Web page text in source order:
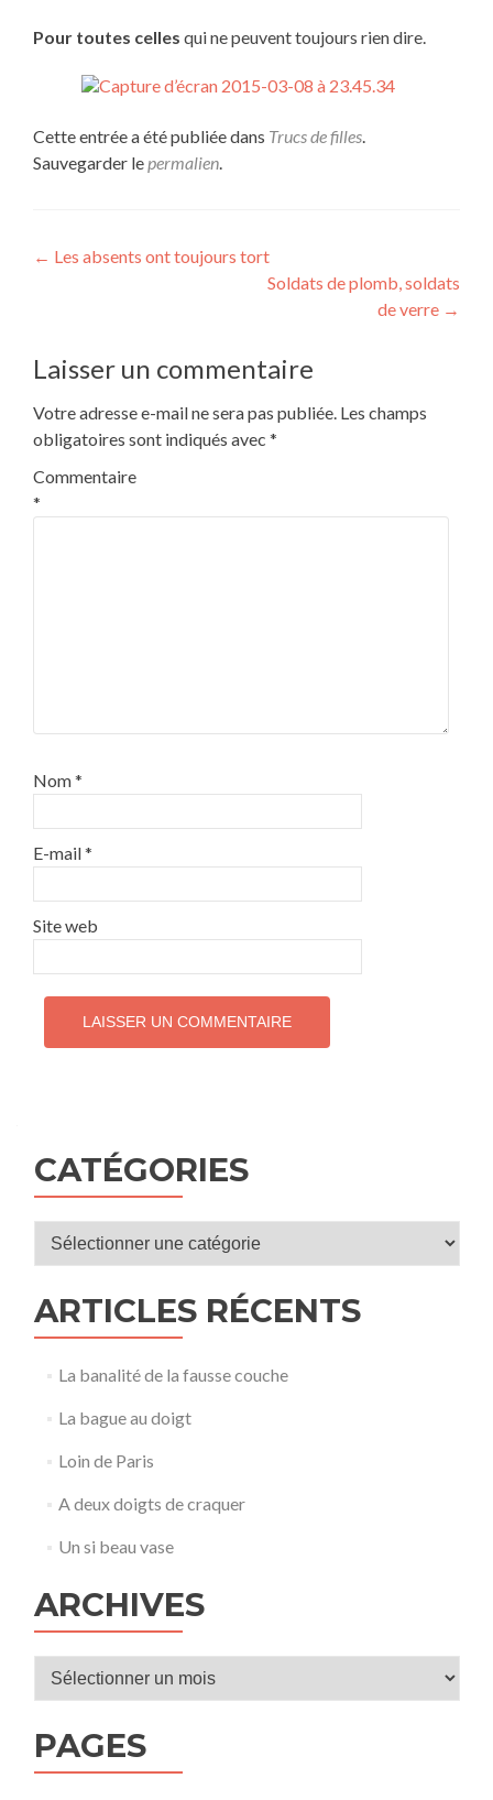
Pour toutes celles qui ne peuvent toujours rien dire.
Cette entrée a été publiée dans Trucs de filles.
Sauvegarder lepermalien.
Navigation
← Les absents ont toujours tort
Soldats de plomb, soldats
de verre →
Laisser un commentaire
Votre adresse e-mail ne sera pas publiée. Les champs
obligatoires sont indiqués avec *
Commentaire
*
Nom*
E-mail*
Site web
CATÉGORIES
Catégories
ARTICLES RÉCENTS
La banalité de la fausse couche
La bague au doigt
Loin de Paris
A deux doigts de craquer
Un si beau vase
ARCHIVES
Archives
PAGES